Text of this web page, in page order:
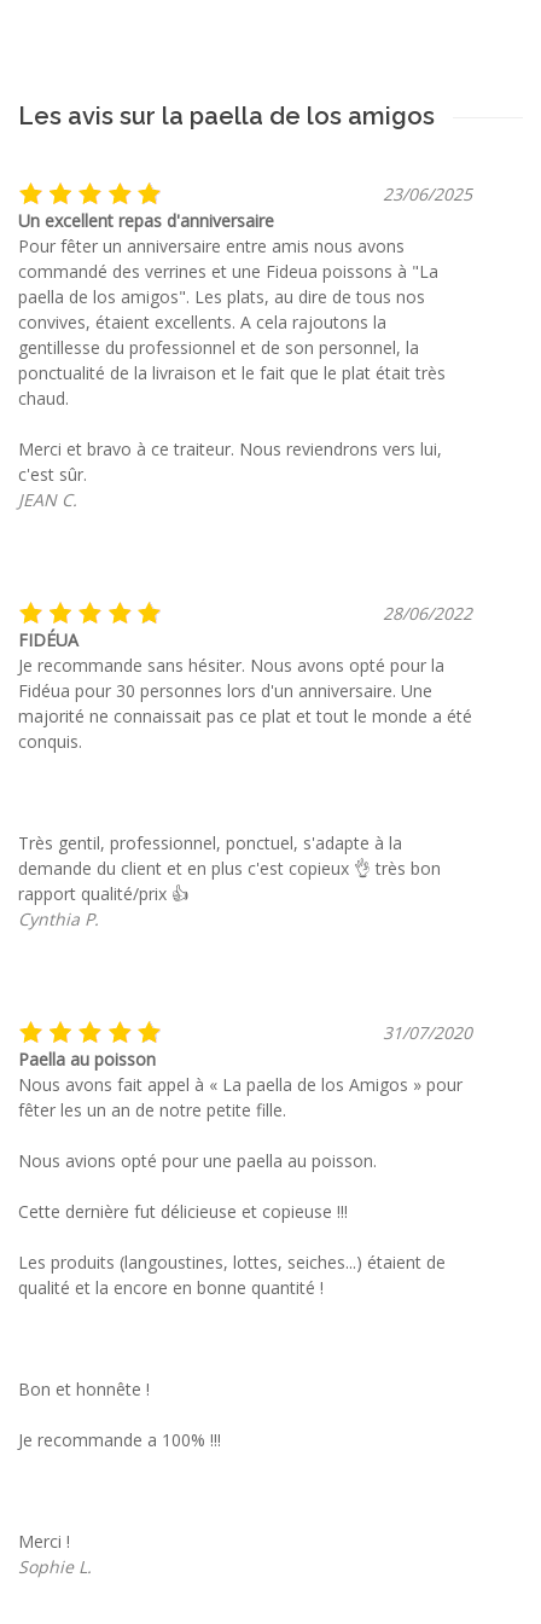
Les avis sur la paella de los amigos
23/06/2025
Un excellent repas d'anniversaire
Pour fêter un anniversaire entre amis nous avons
commandé des verrines et une Fideua poissons à "La
paella de los amigos". Les plats, au dire de tous nos
convives, étaient excellents. A cela rajoutons la
gentillesse du professionnel et de son personnel, la
ponctualité de la livraison et le fait que le plat était très
chaud.
Merci et bravo à ce traiteur. Nous reviendrons vers lui,
c'est sûr.
JEAN C.
28/06/2022
FIDÉUA
Je recommande sans hésiter. Nous avons opté pour la
Fidéua pour 30 personnes lors d'un anniversaire. Une
majorité ne connaissait pas ce plat et tout le monde a été
conquis.
Très gentil, professionnel, ponctuel, s'adapte à la
demande du client et en plus c'est copieux 👌 très bon
rapport qualité/prix 👍
Cynthia P.
31/07/2020
Paella au poisson
Nous avons fait appel à « La paella de los Amigos » pour
fêter les un an de notre petite fille.
Nous avions opté pour une paella au poisson.
Cette dernière fut délicieuse et copieuse !!!
Les produits (langoustines, lottes, seiches...) étaient de
qualité et la encore en bonne quantité !
Bon et honnête !
Je recommande a 100% !!!
Merci !
Sophie L.